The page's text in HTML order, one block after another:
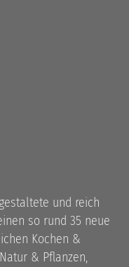
und reich
so rund 35 neue
Kochen &
& Pflanzen,